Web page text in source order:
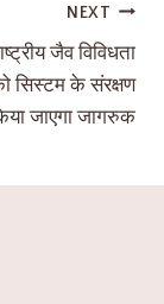
NEXT
जैव विविधता
सिस्टम के संरक्षण
जाएगा जागरुक